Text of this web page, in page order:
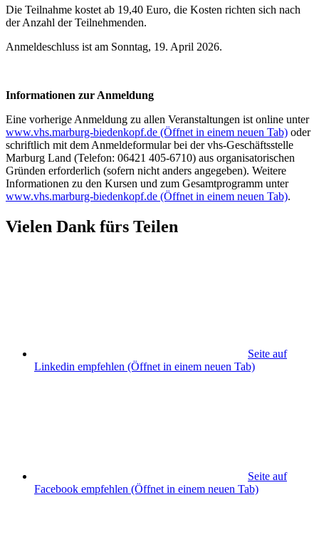
Die Teilnahme kostet ab 19,40 Euro, die Kosten richten sich nach
der Anzahl der Teilnehmenden.
Anmeldeschluss ist am Sonntag, 19. April 2026.
Informationen zur Anmeldung
Eine vorherige Anmeldung zu allen Veranstaltungen ist online unter
www.vhs.marburg-biedenkopf.de (Öffnet in einem neuen Tab) oder
schriftlich mit dem Anmeldeformular bei der vhs-Geschäftsstelle
Marburg Land (Telefon: 06421 405-6710) aus organisatorischen
Gründen erforderlich (sofern nicht anders angegeben). Weitere
Informationen zu den Kursen und zum Gesamtprogramm unter
www.vhs.marburg-biedenkopf.de (Öffnet in einem neuen Tab).
Vielen Dank fürs Teilen
Seite auf
Linkedin empfehlen (Öffnet in einem neuen Tab)
Seite auf
Facebook empfehlen (Öffnet in einem neuen Tab)